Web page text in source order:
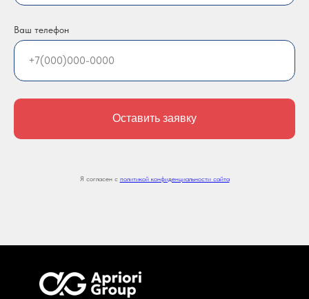
Ваш телефон
Оставить заявку
Я согласен с политикой конфиденциальности сайта